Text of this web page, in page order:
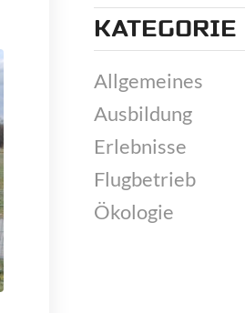
KATEGORIE
Allgemeines
Ausbildung
Erlebnisse
Flugbetrieb
Ökologie